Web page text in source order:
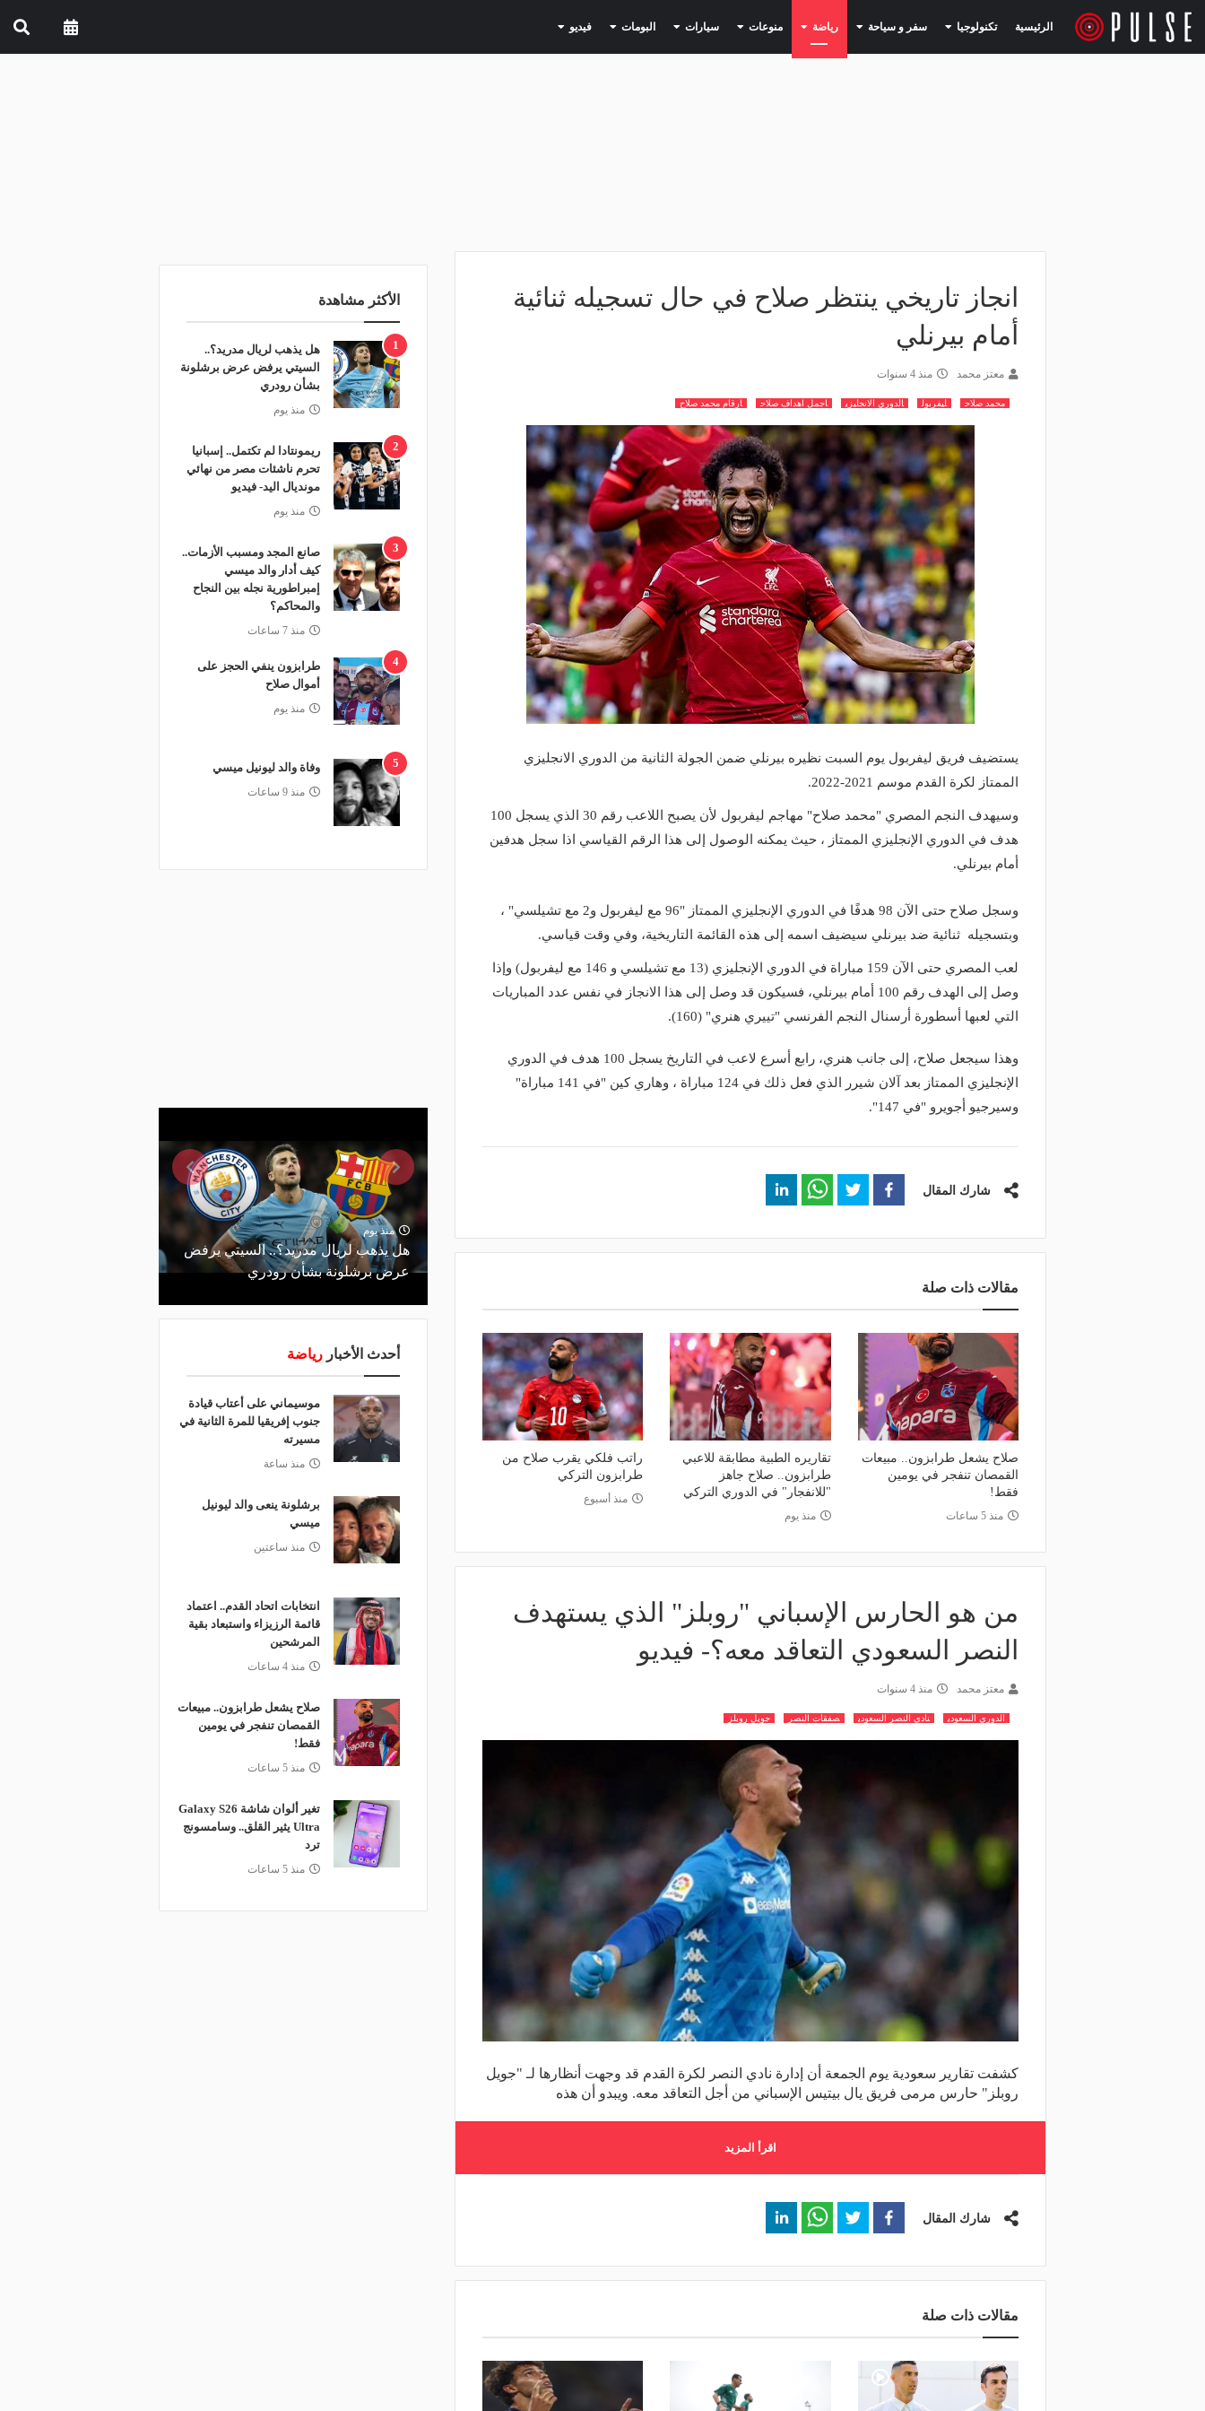
الرئيسية تكنولوجيا (current) سفر و سياحة (current) رياضة (current) منوعات (current) سيارات (current) البومات (current) فيديو (current)
انجاز تاريخي ينتظر صلاح في حال تسجيله ثنائية
أمام بيرنلي
معتز محمد منذ 4 سنوات
محمد صلاح ليفربول الدوري الانجليزي اجمل اهداف صلاح ارقام محمد صلاح
يستضيف فريق ليفربول يوم السبت نظيره بيرنلي ضمن الجولة الثانية من الدوري الانجليزي
الممتاز لكرة القدم موسم 2021-2022.
وسيهدف النجم المصري "محمد صلاح" مهاجم ليفربول لأن يصبح اللاعب رقم 30 الذي يسجل 100
هدف في الدوري الإنجليزي الممتاز ، حيث يمكنه الوصول إلى هذا الرقم القياسي اذا سجل هدفين
أمام بيرنلي.
وسجل صلاح حتى الآن 98 هدفًا في الدوري الإنجليزي الممتاز "96 مع ليفربول و2 مع تشيلسي" ،
وبتسجيله ثنائية ضد بيرنلي سيضيف اسمه إلى هذه القائمة التاريخية، وفي وقت قياسي.
لعب المصري حتى الآن 159 مباراة في الدوري الإنجليزي (13 مع تشيلسي و 146 مع ليفربول) وإذا
وصل إلى الهدف رقم 100 أمام بيرنلي، فسيكون قد وصل إلى هذا الانجاز في نفس عدد المباريات
التي لعبها أسطورة أرسنال النجم الفرنسي "تييري هنري" (160).
وهذا سيجعل صلاح، إلى جانب هنري، رابع أسرع لاعب في التاريخ يسجل 100 هدف في الدوري
الإنجليزي الممتاز بعد آلان شيرر الذي فعل ذلك في 124 مباراة ، وهاري كين "في 141 مباراة"
وسيرجيو أجويرو "في 147".
شارك المقال
مقالات ذات صلة
صلاح يشعل طرابزون.. مبيعات
القمصان تنفجر في يومين
فقط!
منذ 5 ساعات
تقاريره الطبية مطابقة للاعبي
طرابزون.. صلاح جاهز
"للانفجار" في الدوري التركي
منذ يوم
راتب فلكي يقرب صلاح من
طرابزون التركي
منذ أسبوع
من هو الحارس الإسباني "روبلز" الذي يستهدف
النصر السعودي التعاقد معه؟- فيديو
معتز محمد منذ 4 سنوات
الدوري السعودي نادي النصر السعودي صفقات النصر جويل روبلز
كشفت تقارير سعودية يوم الجمعة أن إدارة نادي النصر لكرة القدم قد وجهت أنظارها لـ "جويل
روبلز" حارس مرمى فريق يال بيتيس الإسباني من أجل التعاقد معه. ويبدو أن هذه
اقرأ المزيد
شارك المقال
مقالات ذات صلة
الأكثر مشاهدة
1
هل يذهب لريال مدريد؟..
السيتي يرفض عرض برشلونة
بشأن رودري
منذ يوم
2
ريمونتادا لم تكتمل.. إسبانيا
تحرم ناشئات مصر من نهائي
مونديال اليد- فيديو
منذ يوم
3
صانع المجد ومسبب الأزمات..
كيف أدار والد ميسي
إمبراطورية نجله بين النجاح
والمحاكم؟
منذ 7 ساعات
4
طرابزون ينفي الحجز على
أموال صلاح
منذ يوم
5 وفاة والد ليونيل ميسي
منذ 9 ساعات
منذ يوم
هل يذهب لريال مدريد؟.. السيتي يرفض
عرض برشلونة بشأن رودري
ريمونتادا لم تكتمل.. إسبانيا تحرم ناشئات
والد ميسي إمبراطورية نجله بين النجاح
يذهب لريال مدريد؟.. السيتي يرفض
أحدث الأخبار رياضة
موسيماني على أعتاب قيادة
جنوب إفريقيا للمرة الثانية في
مسيرته
منذ ساعة
برشلونة ينعى والد ليونيل
ميسي
منذ ساعتين
انتخابات اتحاد القدم.. اعتماد
قائمة الرزيزاء واستبعاد بقية
المرشحين
منذ 4 ساعات
صلاح يشعل طرابزون.. مبيعات
القمصان تنفجر في يومين
فقط!
منذ 5 ساعات
تغير ألوان شاشة Galaxy S26
Ultra يثير القلق.. وسامسونج
ترد
منذ 5 ساعات